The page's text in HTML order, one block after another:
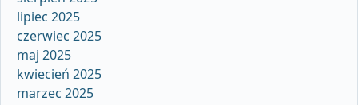
lipiec 2025
czerwiec 2025
maj 2025
kwiecień 2025
marzec 2025